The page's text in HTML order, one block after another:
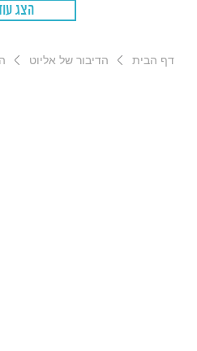
הצג
דף הבית הדיבור של אליוט